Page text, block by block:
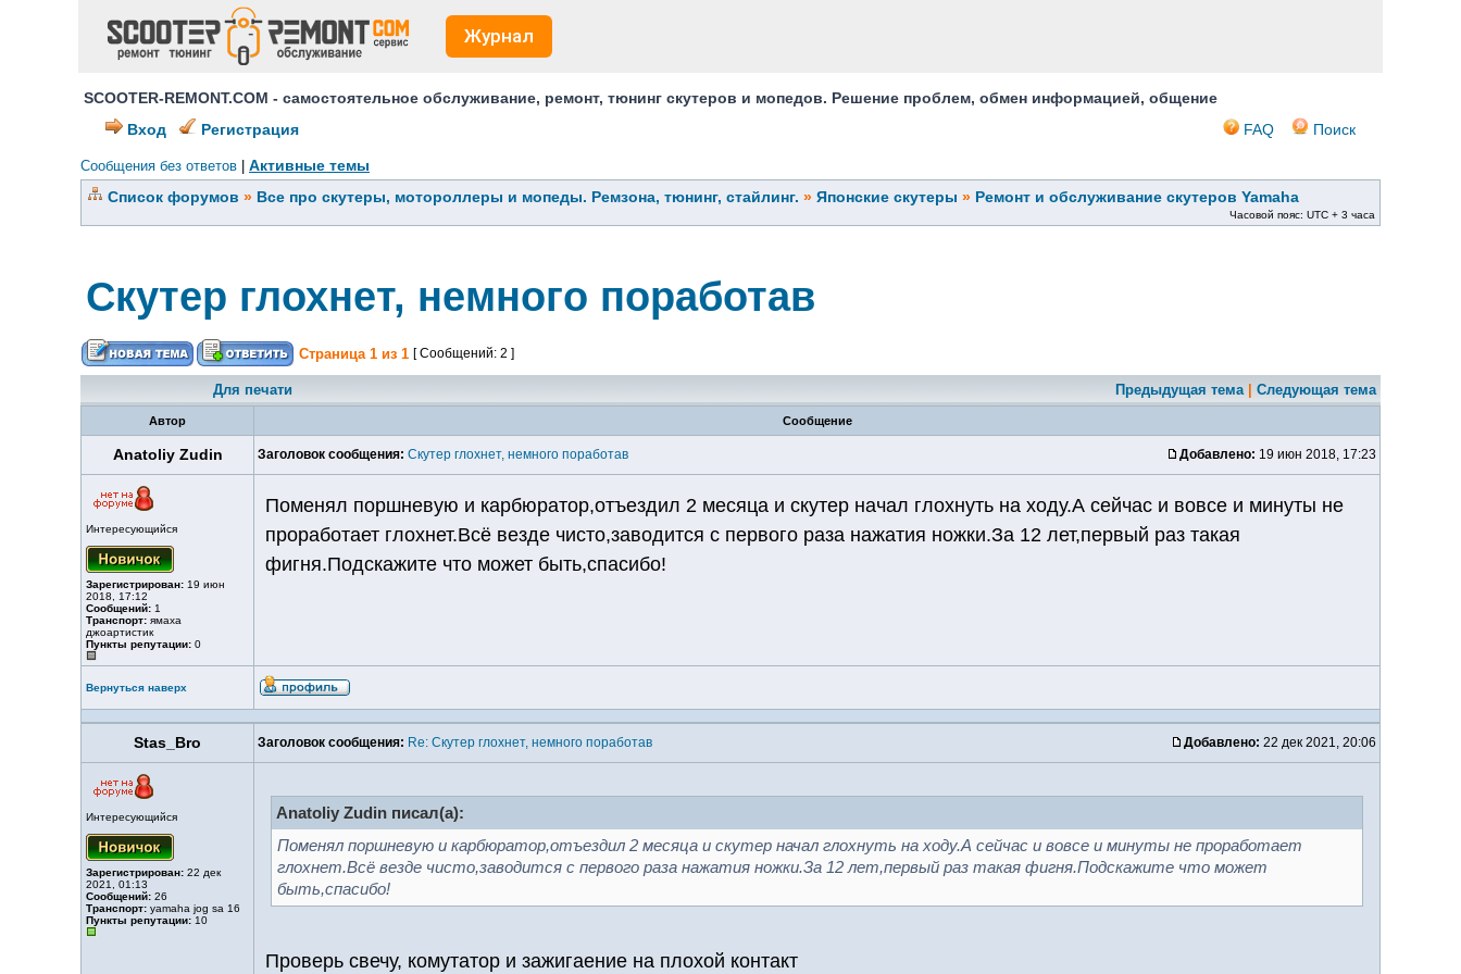
Журнал
SCOOTER-REMONT.COM - самостоятельное обслуживание, ремонт, тюнинг скутеров и мопедов. Решение проблем, обмен информацией, общение
Вход
Регистрация FAQ Поиск
Сообщения без ответов
Активные темы
Список форумов » Все про скутеры, мотороллеры и мопеды. Ремзона, тюнинг, стайлинг. » Японские скутеры » Ремонт и обслуживание скутеров Yamaha
Часовой пояс: UTC + 3 часа
Скутер глохнет, немного поработав
Страница 1 из 1 [ Сообщений: 2 ]
Для печати Предыдущая тема| Следующая тема
Автор Сообщение
Anatoliy Zudin Заголовок сообщения: Скутер глохнет, немного поработав Добавлено: 19 июн 2018, 17:23
Интересующийся
Зарегистрирован: 19 июн
2018, 17:12
Сообщений: 1
Транспорт: ямаха
джоартистик
Пункты репутации: 0
Поменял поршневую и карбюратор,отъездил 2 месяца и скутер начал глохнуть на ходу.А сейчас и вовсе и минуты не
проработает глохнет.Всё везде чисто,заводится с первого раза нажатия ножки.За 12 лет,первый раз такая
фигня.Подскажите что может быть,спасибо!
Вернуться наверх
Stas_Bro Заголовок сообщения: Re: Скутер глохнет, немного поработав Добавлено: 22 дек 2021, 20:06
Интересующийся
Зарегистрирован: 22 дек
2021, 01:13
Сообщений: 26
Транспорт: yamaha jog sa 16
Пункты репутации: 10
Anatoliy Zudin писал(а):
Поменял поршневую и карбюратор,отъездил 2 месяца и скутер начал глохнуть на ходу.А сейчас и вовсе и минуты не проработает
глохнет.Всё везде чисто,заводится с первого раза нажатия ножки.За 12 лет,первый раз такая фигня.Подскажите что может
быть,спасибо!
Проверь свечу, комутатор и зажигаение на плохой контакт